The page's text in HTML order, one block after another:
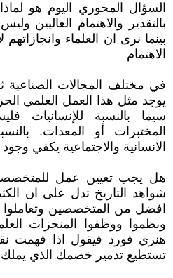
السؤال المحوري اليوم هو
بالتقدير والاهتمام العاليين
بينما نرى ان العلماء
الاهتمام
في مختلف المجالات الصناعية
يوجد مثل هذا العمل العلمي
سيما بالنسبة للإنسانيات
المختبرات أو المعدات.
الانسانية والاجتماعية يكفي
هل يجب تعيين عمل
شواهد التاريخ تدل على ان
افضل من المتخصصين
ونظموا ووظفوا المنجزات
هنري فورد فيقول اذا فهمت
تستطيع تدمير خصمك الذي يملك